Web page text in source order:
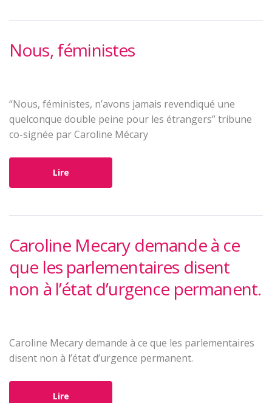
Nous, féministes
“Nous, féministes, n’avons jamais revendiqué une
quelconque double peine pour les étrangers” tribune
co-signée par Caroline Mécary
Lire
Caroline Mecary demande à ce
que les parlementaires disent
non à l’état d’urgence permanent.
Caroline Mecary demande à ce que les parlementaires
disent non à l’état d’urgence permanent.
Lire